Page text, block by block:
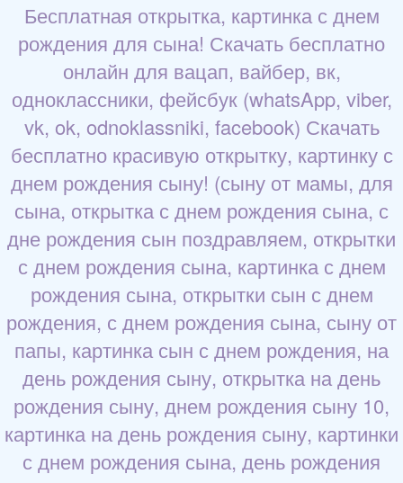
Бесплатная открытка, картинка с днем
рождения для сына! Скачать бесплатно
онлайн для вацап, вайбер, вк,
одноклассники, фейсбук (whatsApp, viber,
vk, ok, odnoklassniki, facebook) Скачать
бесплатно красивую открытку, картинку с
днем рождения сыну! (сыну от мамы, для
сына, открытка с днем рождения сына, с
дне рождения сын поздравляем, открытки
с днем рождения сына, картинка с днем
рождения сына, открытки сын с днем
рождения, с днем рождения сына, сыну от
папы, картинка сын с днем рождения, на
день рождения сыну, открытка на день
рождения сыну, днем рождения сыну 10,
картинка на день рождения сыну, картинки
с днем рождения сына, день рождения